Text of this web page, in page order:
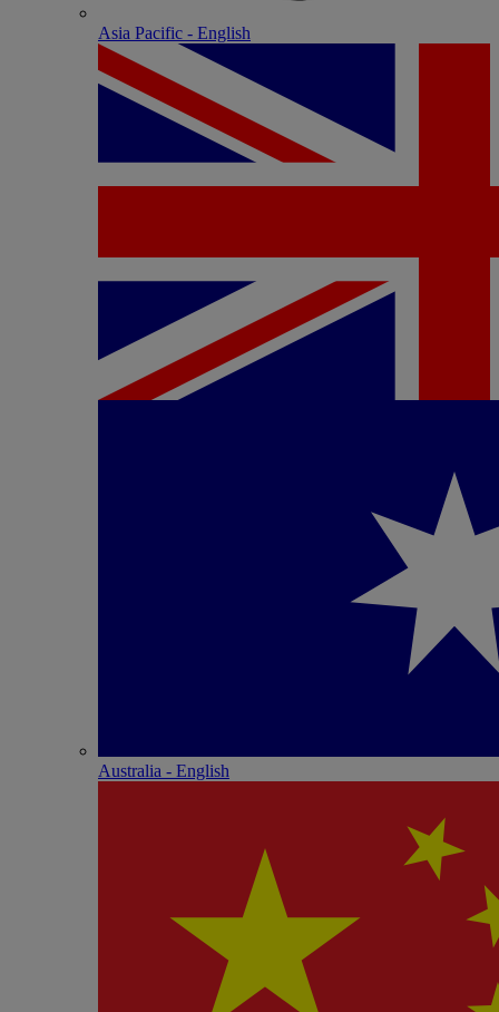
Asia Pacific - English
Australia - English